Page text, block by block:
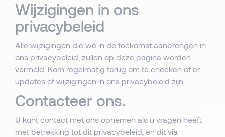
Wijzigingen in ons
privacybeleid
Alle wijzigingen die we in de toekomst aanbrengen in
ons privacybeleid, zullen op deze pagina worden
vermeld. Kom regelmatig terug om te checken of er
updates of wijzigingen in ons privacybeleid zijn.
Contacteer ons.
U kunt contact met ons opnemen als u vragen heeft
met betrekking tot dit privacybeleid, en dit via